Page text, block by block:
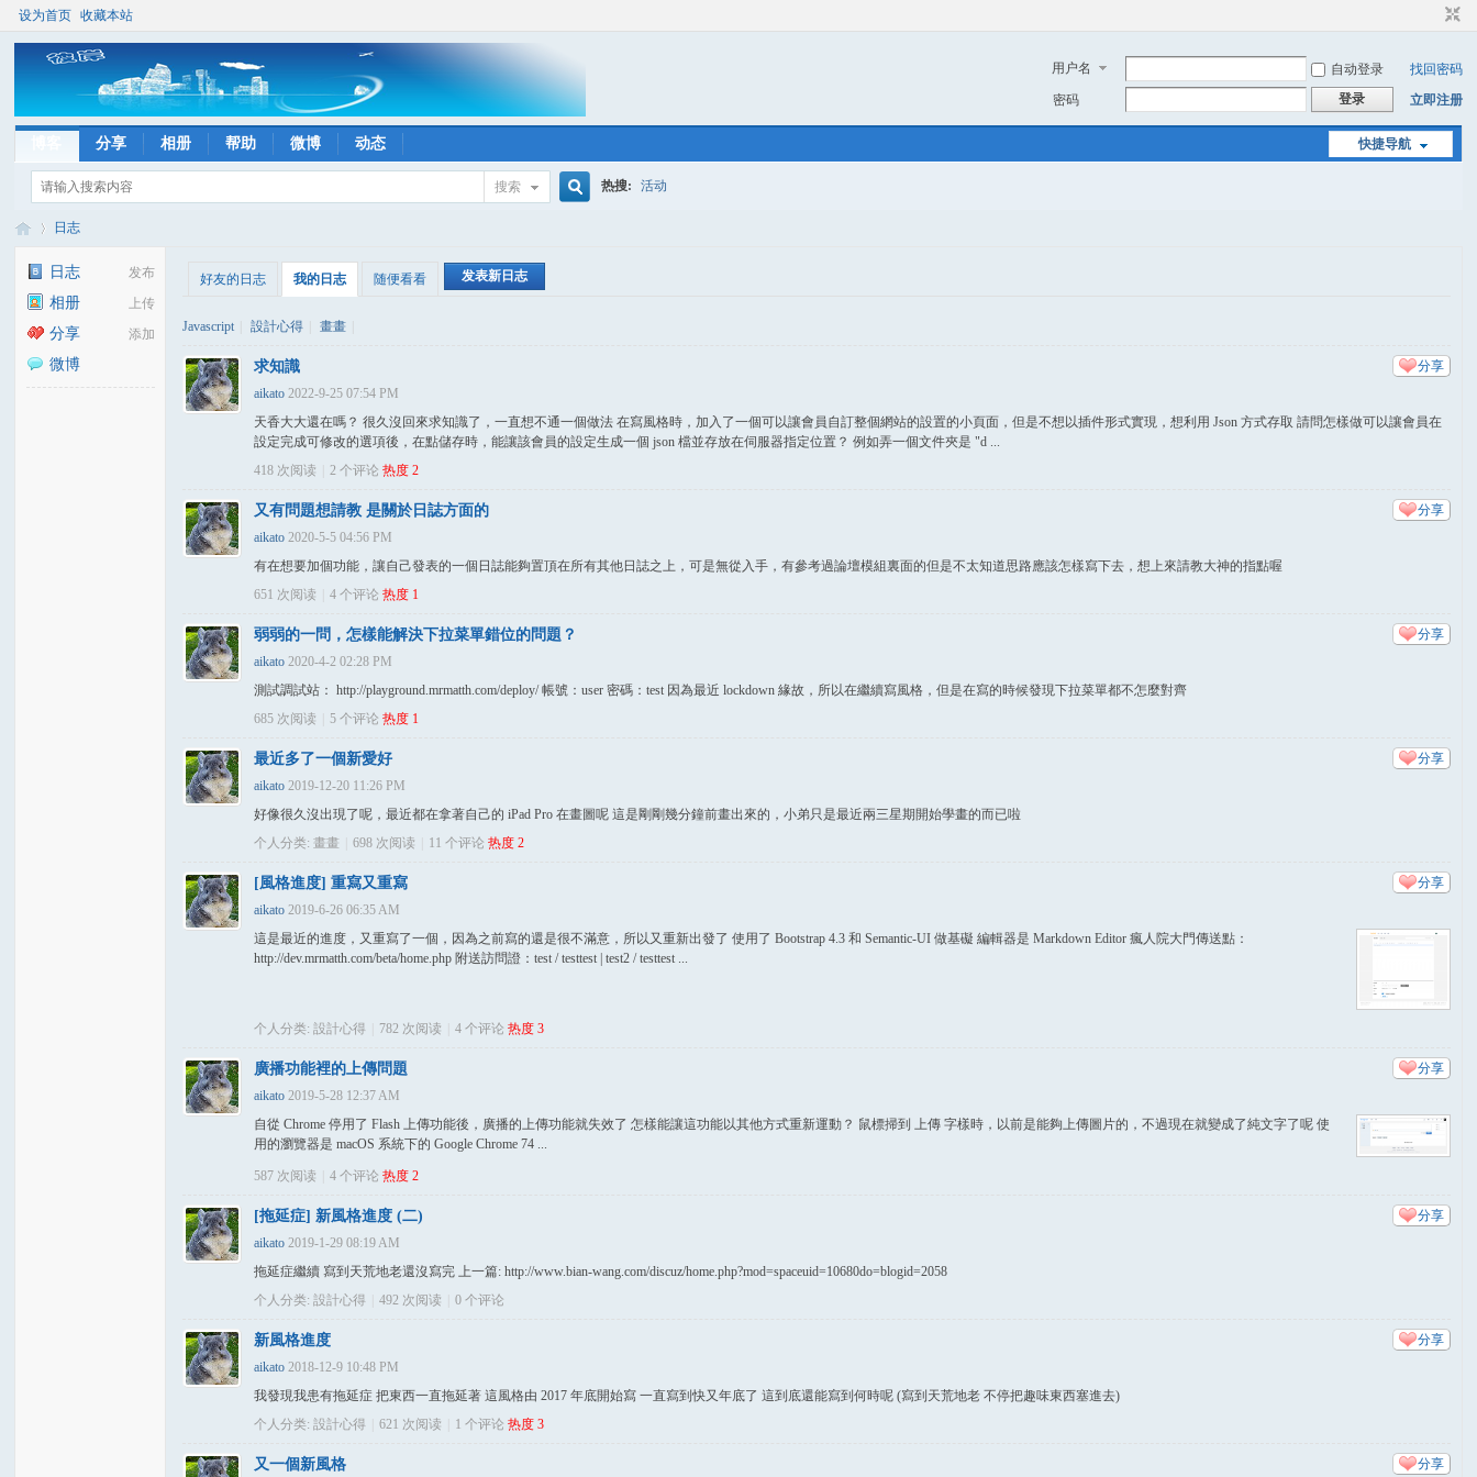
设为首页 收藏本站
用户名 自动登录
找回密码
密码
登录 立即注册
快捷导航
分享 相册 帮助 微博 动态
搜索 热搜: 活动
日志
发布
日志
上传
相册
添加
分享
微博
好友的日志 我的日志 随便看看 发表新日志
Javascript 設計心得 畫畫
分享
求知識
aikato 2022-9-25 07:54 PM
天香大大還在嗎？ 很久沒回來求知識了，一直想不通一個做法 在寫風格時，加入了一個可以讓會員自訂整個網站的設置的小頁面，但是不想以插件形式實現，想利用 Json 方式存取 請問怎樣做可以讓會員在
設定完成可修改的選項後，在點儲存時，能讓該會員的設定生成一個 json 檔並存放在伺服器指定位置？ 例如弄一個文件夾是 "d ...
418 次阅读
2 个评论 热度2
分享
又有問題想請教 是關於日誌方面的
aikato 2020-5-5 04:56 PM
有在想要加個功能，讓自己發表的一個日誌能夠置頂在所有其他日誌之上，可是無從入手，有參考過論壇模組裏面的但是不太知道思路應該怎樣寫下去，想上來請教大神的指點喔
651 次阅读
4 个评论 热度 1
分享
弱弱的一問，怎樣能解決下拉菜單錯位的問題？
aikato 2020-4-2 02:28 PM
測試調試站： http://playground.mrmatth.com/deploy/ 帳號：user 密碼：test 因為最近 lockdown 緣故，所以在繼續寫風格，但是在寫的時候發現下拉菜單都不怎麼對齊
685 次阅读
5 个评论 热度 1
分享
最近多了一個新愛好
aikato 2019-12-20 11:26 PM
好像很久沒出現了呢，最近都在拿著自己的 iPad Pro 在畫圖呢 這是剛剛幾分鐘前畫出來的，小弟只是最近兩三星期開始學畫的而已啦
个人分类:畫畫 698 次阅读 11 个评论 热度2
分享
[風格進度] 重寫又重寫
aikato 2019-6-26 06:35 AM
這是最近的進度，又重寫了一個，因為之前寫的還是很不滿意，所以又重新出發了 使用了 Bootstrap 4.3 和 Semantic-UI 做基礙 編輯器是 Markdown Editor 瘋人院大門傳送點：
http://dev.mrmatth.com/beta/home.php 附送訪問證：test / testtest | test2 / testtest ...
个人分类:設計心得 782 次阅读 4 个评论 热度3
分享
廣播功能裡的上傳問題
aikato 2019-5-28 12:37 AM
自從 Chrome 停用了 Flash 上傳功能後，廣播的上傳功能就失效了 怎樣能讓這功能以其他方式重新運動？ 鼠標掃到 上傳 字樣時，以前是能夠上傳圖片的，不過現在就變成了純文字了呢 使
用的瀏覽器是 macOS 系統下的 Google Chrome 74 ...
587 次阅读 4 个评论 热度2
分享
[拖延症] 新風格進度 (二)
aikato 2019-1-29 08:19 AM
拖延症繼續 寫到天荒地老還沒寫完 上一篇: http://www.bian-wang.com/discuz/home.php?mod=spaceuid=10680do=blogid=2058
个人分类:設計心得 492 次阅读 0 个评论
分享
新風格進度
aikato 2018-12-9 10:48 PM
我發現我患有拖延症 把東西一直拖延著 這風格由 2017 年底開始寫 一直寫到快又年底了 這到底還能寫到何時呢 (寫到天荒地老 不停把趣味東西塞進去)
个人分类:設計心得 621 次阅读 1 个评论 热度3
分享
又一個新風格